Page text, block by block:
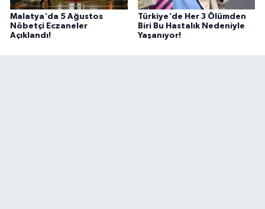
Malatya'da 5 Ağustos
Nöbetçi Eczaneler
Açıklandı!
Türkiye'de Her 3 Ölümden
Biri Bu Hastalık Nedeniyle
Yaşanıyor!